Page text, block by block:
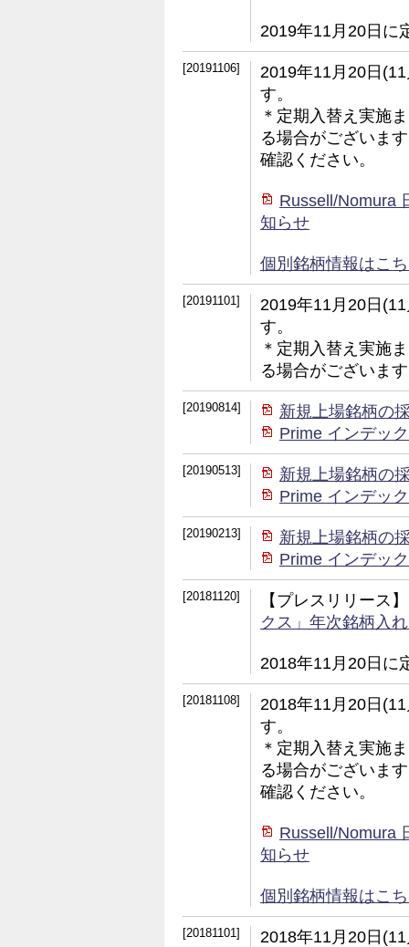
2019年11月20日に
[20191106]
2019年11月20日
す。
＊定期入替え実施
る場合がございま
確認ください。
Russell/Nomura
知らせ
個別銘柄情報はこ
[20191101]
2019年11月20日
す。
＊定期入替え実施
る場合がございま
[20190814]
新規上場銘柄の
Prime インデッ
[20190513]
新規上場銘柄の
Prime インデッ
[20190213]
新規上場銘柄の
Prime インデッ
[20181120]
【プレスリリース】
クス」年次銘柄入
2018年11月20日に
[20181108]
2018年11月20日
す。
＊定期入替え実施
る場合がございま
確認ください。
Russell/Nomura
知らせ
個別銘柄情報はこ
[20181101]
2018年11月20日